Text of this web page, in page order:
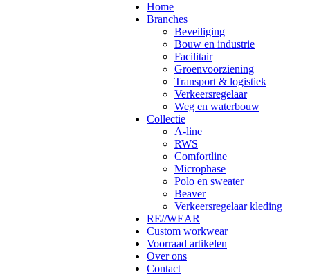
Home
Branches
Beveiliging
Bouw en industrie
Facilitair
Groenvoorziening
Transport & logistiek
Verkeersregelaar
Weg en waterbouw
Collectie
A-line
RWS
Comfortline
Microphase
Polo en sweater
Beaver
Verkeersregelaar kleding
RE//WEAR
Custom workwear
Voorraad artikelen
Over ons
Contact